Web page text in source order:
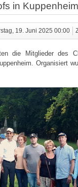
in Kuppenheim
19. Juni 2025 00:00
die Mitglieder des
Organisiert